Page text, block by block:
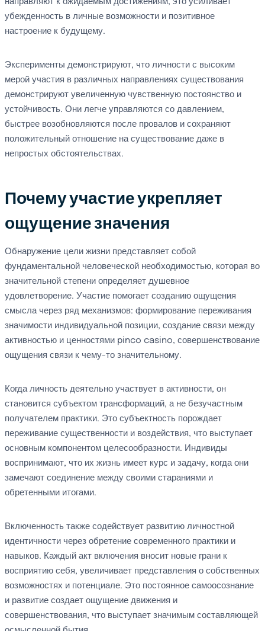
направляют к ожидаемым достижениям, это усиливает
убежденность в личные возможности и позитивное
настроение к будущему.
Эксперименты демонстрируют, что личности с высоким
мерой участия в различных направлениях существования
демонстрируют увеличенную чувственную постоянство и
устойчивость. Они легче управляются со давлением,
быстрее возобновляются после провалов и сохраняют
положительный отношение на существование даже в
непростых обстоятельствах.
Почему участие укрепляет
ощущение значения
Обнаружение цели жизни представляет собой
фундаментальной человеческой необходимостью, которая во
значительной степени определяет душевное
удовлетворение. Участие помогает созданию ощущения
смысла через ряд механизмов: формирование переживания
значимости индивидуальной позиции, создание связи между
активностью и ценностями pinco casino, совершенствование
ощущения связи к чему-то значительному.
Когда личность деятельно участвует в активности, он
становится субъектом трансформаций, а не безучастным
получателем практики. Это субъектность порождает
переживание существенности и воздействия, что выступает
основным компонентом целесообразности. Индивиды
воспринимают, что их жизнь имеет курс и задачу, когда они
замечают соединение между своими стараниями и
обретенными итогами.
Включенность также содействует развитию личностной
идентичности через обретение современного практики и
навыков. Каждый акт включения вносит новые грани к
восприятию себя, увеличивает представления о собственных
возможностях и потенциале. Это постоянное самоосознание
и развитие создает ощущение движения и
совершенствования, что выступает значимым составляющей